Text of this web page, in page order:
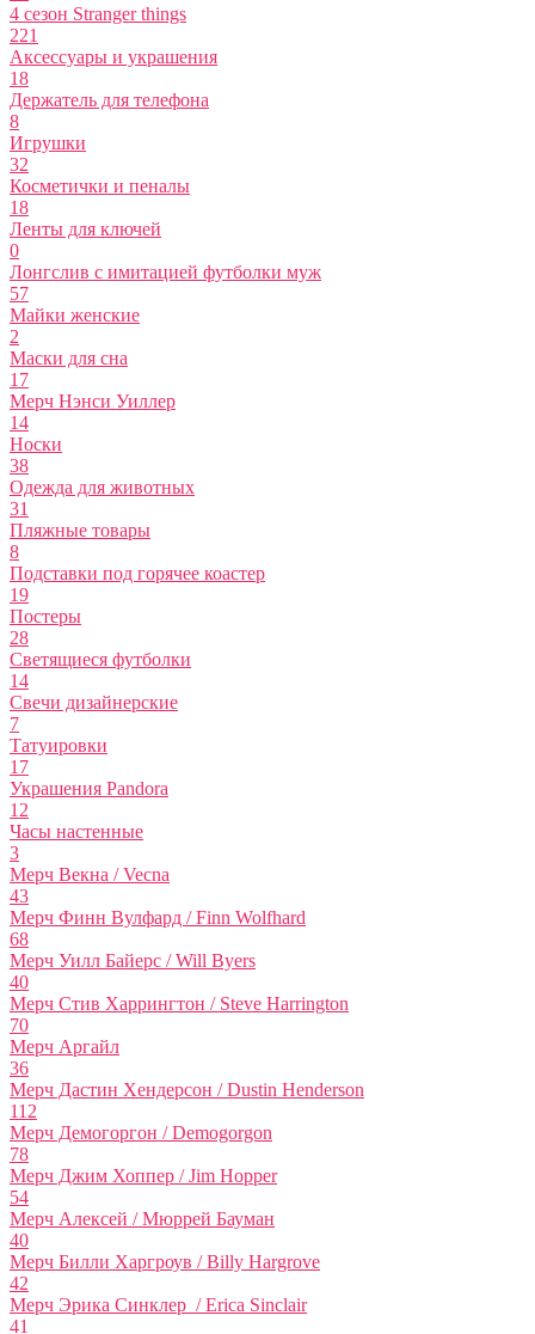
4 сезон Stranger things
221
Аксессуары и украшения
18
Держатель для телефона
8
Игрушки
32
Косметички и пеналы
18
Ленты для ключей
0
Лонгслив с имитацией футболки муж
57
Майки женские
2
Маски для сна
17
Мерч Нэнси Уиллер
14
Носки
38
Одежда для животных
31
Пляжные товары
8
Подставки под горячее коастер
19
Постеры
28
Светящиеся футболки
14
Свечи дизайнерские
7
Татуировки
17
Украшения Pandora
12
Часы настенные
3
Мерч Векна / Vecna
43
Мерч Финн Вулфард / Finn Wolfhard
68
Мерч Уилл Байерс / Will Byers
40
Мерч Стив Харрингтон / Steve Harrington
70
Мерч Аргайл
36
Мерч Дастин Хендерсон / Dustin Henderson
112
Мерч Демогоргон / Demogorgon
78
Мерч Джим Хоппер / Jim Hopper
54
Мерч Алексей / Мюррей Бауман
40
Мерч Билли Харгроув / Billy Hargrove
42
Мерч Эрика Синклер / Erica Sinclair
41